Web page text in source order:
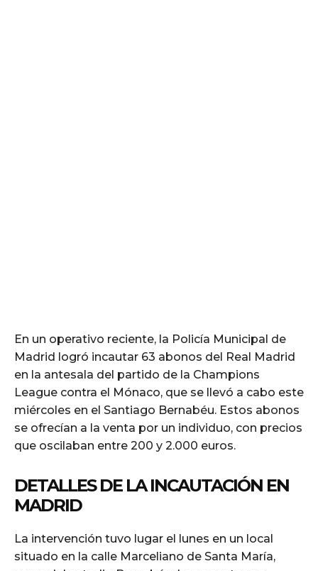
En un operativo reciente, la Policía Municipal de
Madrid logró incautar 63 abonos del Real Madrid
en la antesala del partido de la Champions
League contra el Mónaco, que se llevó a cabo este
miércoles en el Santiago Bernabéu. Estos abonos
se ofrecían a la venta por un individuo, con precios
que oscilaban entre 200 y 2.000 euros.
DETALLES DE LA INCAUTACIÓN EN
MADRID
La intervención tuvo lugar el lunes en un local
situado en la calle Marceliano de Santa María,